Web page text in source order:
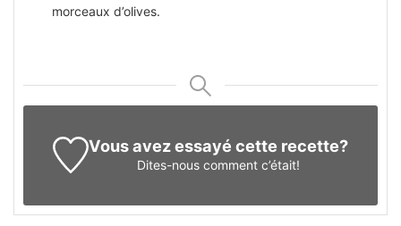
morceaux d’olives.
Vous avez essayé cette recette?
Dites-nous comment c’était!